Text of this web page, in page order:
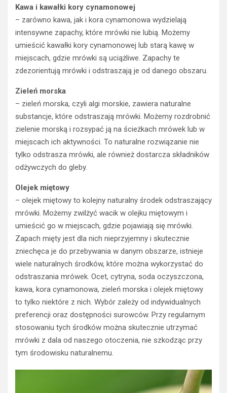
Kawa i kawałki kory cynamonowej
– zarówno kawa, jak i kora cynamonowa wydzielają
intensywne zapachy, które mrówki nie lubią. Możemy
umieścić kawałki kory cynamonowej lub starą kawę w
miejscach, gdzie mrówki są uciążliwe. Zapachy te
zdezorientują mrówki i odstraszają je od danego obszaru.
Zieleń morska
– zieleń morska, czyli algi morskie, zawiera naturalne
substancje, które odstraszają mrówki. Możemy rozdrobnić
zielenie morską i rozsypać ją na ścieżkach mrówek lub w
miejscach ich aktywności. To naturalne rozwiązanie nie
tylko odstrasza mrówki, ale również dostarcza składników
odżywczych do gleby.
Olejek miętowy
– olejek miętowy to kolejny naturalny środek odstraszający
mrówki. Możemy zwilżyć wacik w olejku miętowym i
umieścić go w miejscach, gdzie pojawiają się mrówki.
Zapach mięty jest dla nich nieprzyjemny i skutecznie
zniechęca je do przebywania w danym obszarze, istnieje
wiele naturalnych środków, które można wykorzystać do
odstraszania mrówek. Ocet, cytryna, soda oczyszczona,
kawa, kora cynamonowa, zieleń morska i olejek miętowy
to tylko niektóre z nich. Wybór zależy od indywidualnych
preferencji oraz dostępności surowców. Przy regularnym
stosowaniu tych środków można skutecznie utrzymać
mrówki z dala od naszego otoczenia, nie szkodząc przy
tym środowisku naturalnemu.